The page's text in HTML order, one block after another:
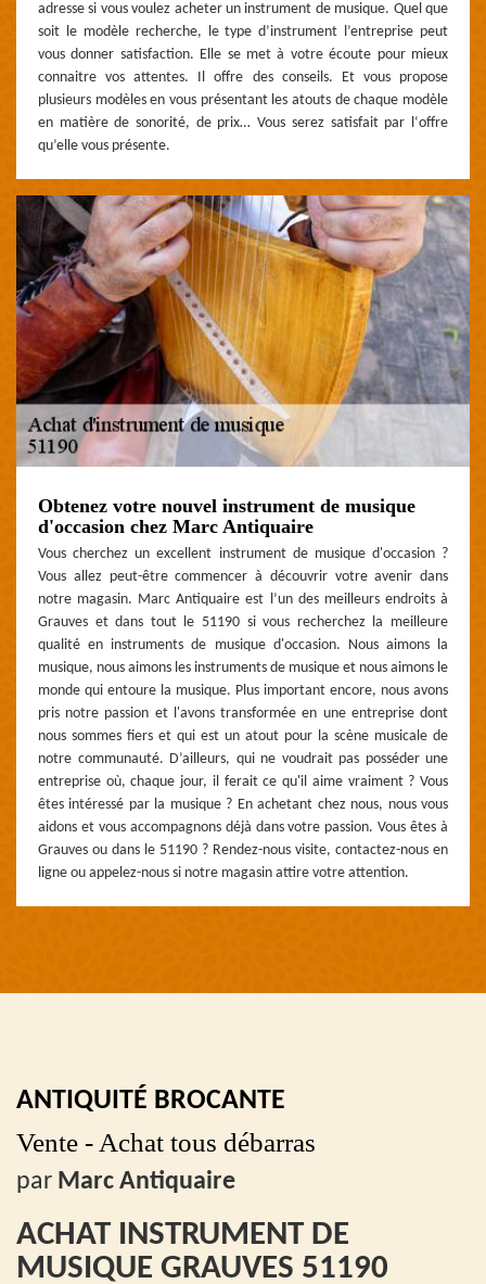
adresse si vous voulez acheter un instrument de musique. Quel que
soit le modèle recherche, le type d’instrument l’entreprise peut
vous donner satisfaction. Elle se met à votre écoute pour mieux
connaitre vos attentes. Il offre des conseils. Et vous propose
plusieurs modèles en vous présentant les atouts de chaque modèle
en matière de sonorité, de prix… Vous serez satisfait par l‘offre
qu’elle vous présente.
Obtenez votre nouvel instrument de musique
d'occasion chez Marc Antiquaire
Vous cherchez un excellent instrument de musique d'occasion ?
Vous allez peut-être commencer à découvrir votre avenir dans
notre magasin. Marc Antiquaire est l’un des meilleurs endroits à
Grauves et dans tout le 51190 si vous recherchez la meilleure
qualité en instruments de musique d'occasion. Nous aimons la
musique, nous aimons les instruments de musique et nous aimons le
monde qui entoure la musique. Plus important encore, nous avons
pris notre passion et l'avons transformée en une entreprise dont
nous sommes fiers et qui est un atout pour la scène musicale de
notre communauté. D’ailleurs, qui ne voudrait pas posséder une
entreprise où, chaque jour, il ferait ce qu'il aime vraiment ? Vous
êtes intéressé par la musique ? En achetant chez nous, nous vous
aidons et vous accompagnons déjà dans votre passion. Vous êtes à
Grauves ou dans le 51190 ? Rendez-nous visite, contactez-nous en
ligne ou appelez-nous si notre magasin attire votre attention.
ANTIQUITÉ BROCANTE
Vente - Achat tous débarras
par Marc Antiquaire
ACHAT INSTRUMENT DE
MUSIQUE GRAUVES 51190